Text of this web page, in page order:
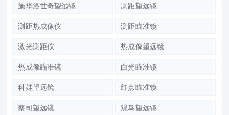
施华洛世奇望远镜 测距望远镜
测距热成像仪 测距瞄准镜
激光测距仪 热成像望远镜
热成像瞄准镜 白光瞄准镜
科娃望远镜 红点瞄准镜
蔡司望远镜 观鸟望远镜